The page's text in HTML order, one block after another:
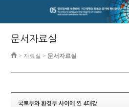
문서자료실
> 자료실 > 문서자료실
국토부와 환경부 사이에 낀 4대강